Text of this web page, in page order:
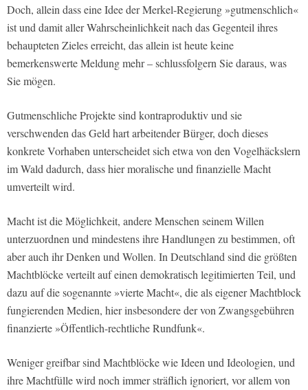
Doch, allein dass eine Idee der Merkel-Regierung »gutmenschlich«
ist und damit aller Wahrscheinlichkeit nach das Gegenteil ihres
behaupteten Zieles erreicht, das allein ist heute keine
bemerkenswerte Meldung mehr – schlussfolgern Sie daraus, was
Sie mögen.
Gutmenschliche Projekte sind kontraproduktiv und sie
verschwenden das Geld hart arbeitender Bürger, doch dieses
konkrete Vorhaben unterscheidet sich etwa von den Vogelhäckslern
im Wald dadurch, dass hier moralische und finanzielle Macht
umverteilt wird.
Macht ist die Möglichkeit, andere Menschen seinem Willen
unterzuordnen und mindestens ihre Handlungen zu bestimmen, oft
aber auch ihr Denken und Wollen. In Deutschland sind die größten
Machtblöcke verteilt auf einen demokratisch legitimierten Teil, und
dazu auf die sogenannte »vierte Macht«, die als eigener Machtblock
fungierenden Medien, hier insbesondere der von Zwangsgebühren
finanzierte »Öffentlich-rechtliche Rundfunk«.
Weniger greifbar sind Machtblöcke wie Ideen und Ideologien, und
ihre Machtfülle wird noch immer sträflich ignoriert, vor allem von